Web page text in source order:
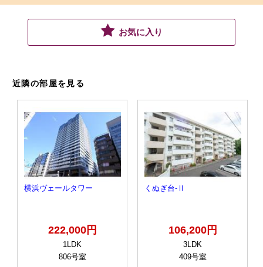
お気に入り
近隣の部屋を見る
横浜ヴェールタワー
222,000円
1LDK
806号室
くぬぎ台‐Ⅱ
106,200円
3LDK
409号室